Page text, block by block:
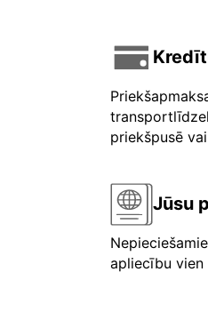
priekšpusē
Jūsu
apliecību vien